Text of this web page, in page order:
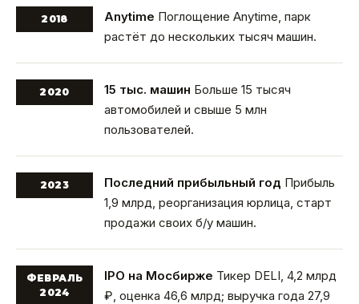
2018 Anytime Поглощение Anytime, парк
растёт до нескольких тысяч машин.
2020 15 тыс. машин Больше 15 тысяч
автомобилей и свыше 5 млн
пользователей.
2023 Последний прибыльный год Прибыль
1,9 млрд, реорганизация юрлица, старт
продажи своих б/у машин.
ФЕВРАЛЬ
2024
IPO на Мосбирже Тикер DELI, 4,2 млрд
₽, оценка 46,6 млрд; выручка года 27,9